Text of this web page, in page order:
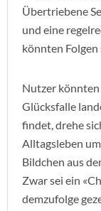
Übertriebene
und eine
könnten Folgen
Nutzer
Glücksfalle
findet, drehe
Alltagsleben um
Bildchen aus
Zwar sei ein
demzufolge